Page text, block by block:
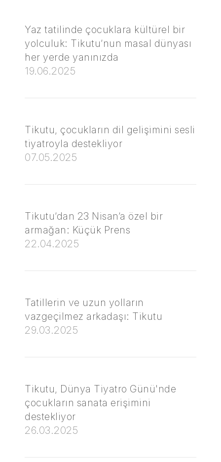
Yaz tatilinde çocuklara kültürel bir
yolculuk: Tikutu’nun masal dünyası
her yerde yanınızda
19.06.2025
Tikutu, çocukların dil gelişimini sesli
tiyatroyla destekliyor
07.05.2025
Tikutu’dan 23 Nisan’a özel bir
armağan: Küçük Prens
22.04.2025
Tatillerin ve uzun yolların
vazgeçilmez arkadaşı: Tikutu
29.03.2025
Tikutu, Dünya Tiyatro Günü'nde
çocukların sanata erişimini
destekliyor
26.03.2025